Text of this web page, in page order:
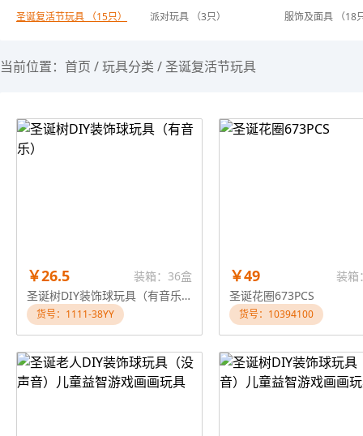
圣诞复活节玩具 （15只） 派对玩具 （3只） 服饰及面具 （18
当前位置： 首页 /玩具分类 /圣诞复活节玩具
￥26.5
装箱：36盒
圣诞树DIY装饰球玩具（有音乐）
货号：1111-38YY
￥49
装箱
圣诞花圈673PCS
货号：10394100